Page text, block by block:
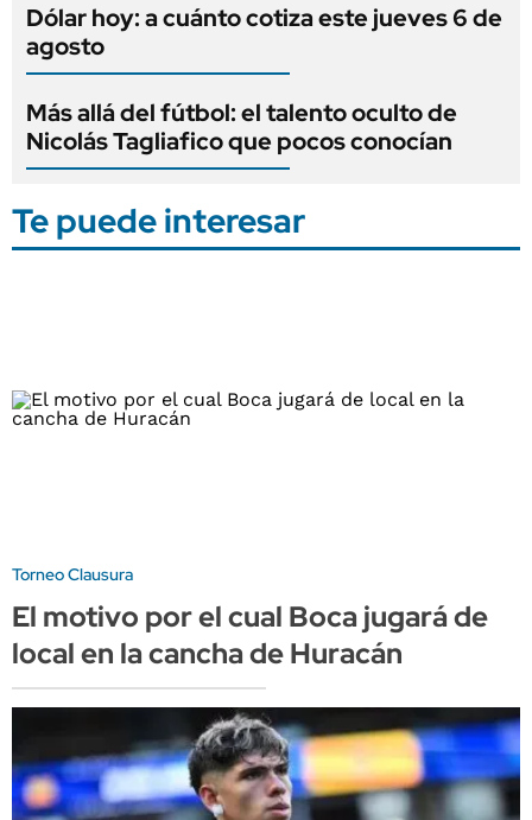
Dólar hoy: a cuánto cotiza este jueves 6 de
agosto
Más allá del fútbol: el talento oculto de
Nicolás Tagliafico que pocos conocían
Te puede interesar
Torneo Clausura
El motivo por el cual Boca jugará de
local en la cancha de Huracán